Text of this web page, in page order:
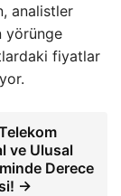
analistler
yörünge
fiyatlar
ve Ulusal
Derece
→